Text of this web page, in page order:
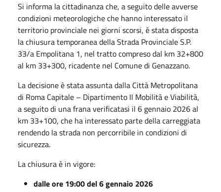
Si informa la cittadinanza che, a seguito delle avverse
condizioni meteorologiche che hanno interessato il
territorio provinciale nei giorni scorsi, è stata disposta
la chiusura temporanea della Strada Provinciale S.P.
33/a Empolitana 1, nel tratto compreso dal km 32+800
al km 33+300, ricadente nel Comune di Genazzano.
La decisione è stata assunta dalla Città Metropolitana
di Roma Capitale – Dipartimento II Mobilità e Viabilità,
a seguito di una frana verificatasi il 6 gennaio 2026 al
km 33+100, che ha interessato parte della carreggiata
rendendo la strada non percorribile in condizioni di
sicurezza.
La chiusura è in vigore:
dalle ore 19:00 del 6 gennaio 2026